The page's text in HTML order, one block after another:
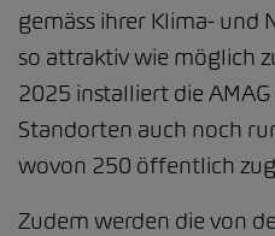
gemäss ihrer Klima- und
so attraktiv wie möglich
2025 installiert die
Standorten auch noch
wovon 250 öffentlich
Zudem werden die von